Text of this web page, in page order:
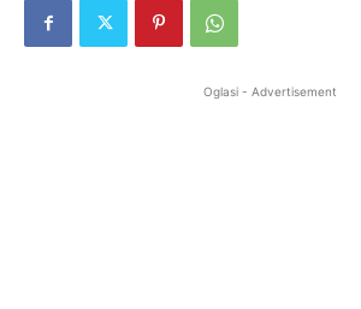
Oglasi - Advertisement